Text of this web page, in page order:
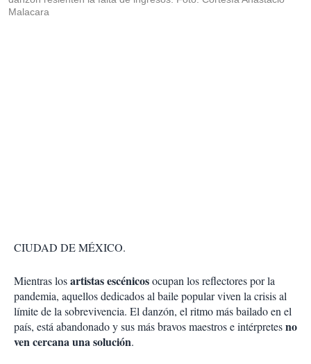
Malacara
CIUDAD DE MÉXICO.
Mientras losartistas escénicosocupan los reflectores por la
pandemia, aquellos dedicados al baile popular viven la crisis al
límite de la sobrevivencia. El danzón, el ritmo más bailado en el
país, está abandonado y sus más bravos maestros e intérpretesno
ven cercana una solución.